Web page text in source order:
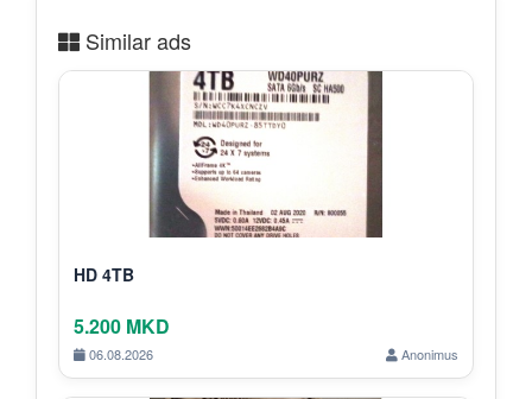
Similar ads
HD 4TB
5.200 MKD
06.08.2026 Anonimus